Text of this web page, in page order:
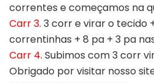
correntes e começamos na
Carr 3. 3 corr e virar o tecido
correntinhas + 8 pa + 3 pa
Carr 4. Subimos com 3 corr
Obrigado por visitar nosso